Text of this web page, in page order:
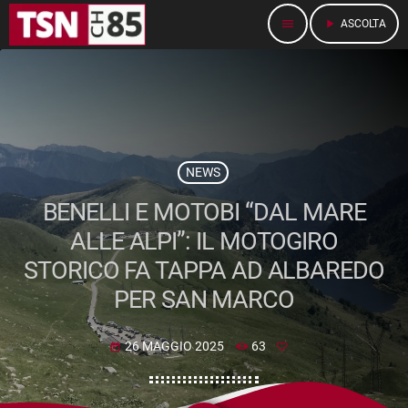
menu play_arrow ASCOLTA
NEWS
BENELLI E MOTOBI “DAL MARE
ALLE ALPI”: IL MOTOGIRO
STORICO FA TAPPA AD ALBAREDO
PER SAN MARCO
today 26 MAGGIO 2025 63